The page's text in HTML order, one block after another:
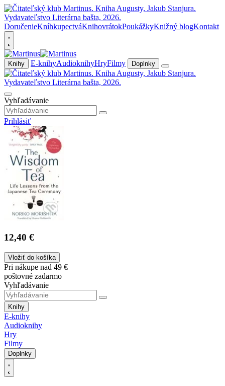
DoručenieKníhkupectváKnihovrátokPoukážkyKnižný blogKontakt
Knihy E-knihyAudioknihyHryFilmy Doplnky
Vyhľadávanie
Prihlásiť
12,40 €
Vložiť do košíka
Pri nákupe nad 49 €
poštovné zadarmo
Vyhľadávanie
Knihy
E-knihy
Audioknihy
Hry
Filmy
Doplnky